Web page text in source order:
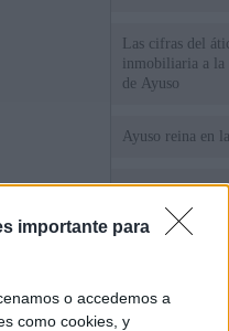
importante para
o accedemos a
como cookies, y
Las cifras del
inmobiliaria a la
de Ayuso
Ayuso reina en
El juez propone
la filtración de
jefa" Ayuso
WhatsApp,
un nuevo cruce